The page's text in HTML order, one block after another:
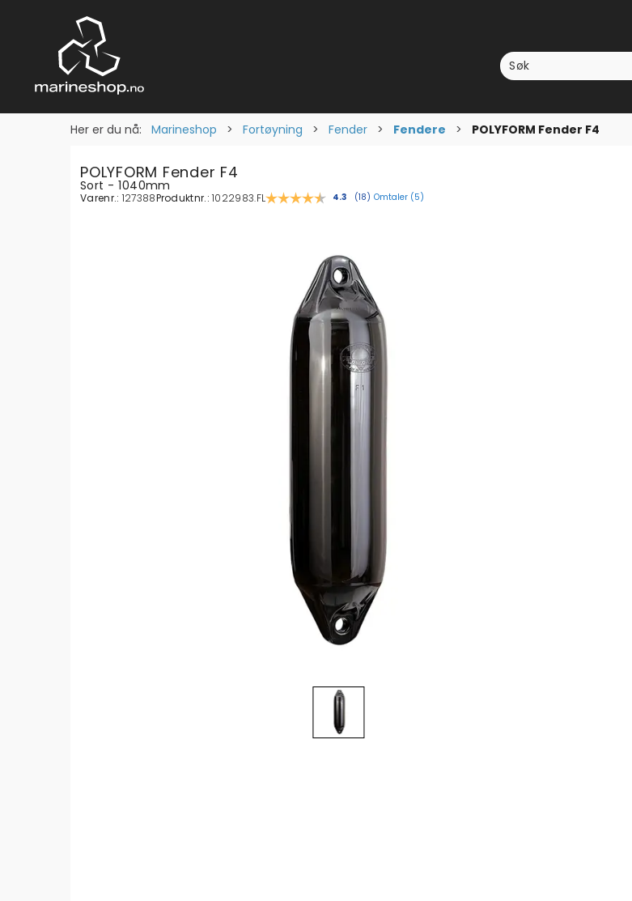
Her er du nå: Marineshop > Fortøyning > Fender > Fendere > POLYFORM Fender F4
POLYFORM Fender F4
Sort - 1040mm
Varenr.: 127388Produktnr.:1022983.FL Gjennomsnittskarakter:
4.3 (stemmer:
18) Omtaler (5)